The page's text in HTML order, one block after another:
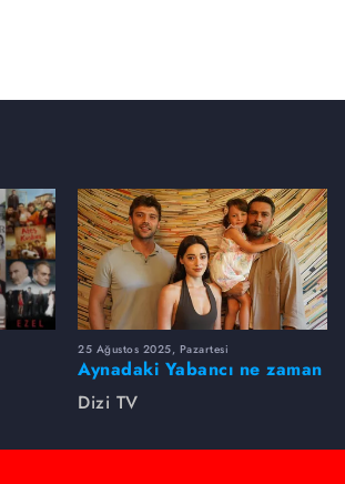
25 Ağustos 2025, Pazartesi
Aynadaki Yabancı ne zaman
başlayacak?
Dizi TV